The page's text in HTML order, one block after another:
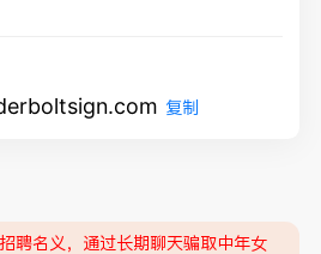
复制
聘名义，通过长期聊天骗取中年女